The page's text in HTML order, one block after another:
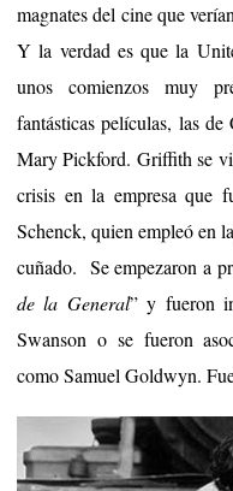
magnates del cine que
Y la verdad es que la
unos comienzos muy
fantásticas películas, las
Mary Pickford. Griffith se
crisis en la empresa que
Schenck, quien empleó en
cuñado. Se empezaron a
de la General” y fueron
Swanson o se fueron
como Samuel Goldwyn.